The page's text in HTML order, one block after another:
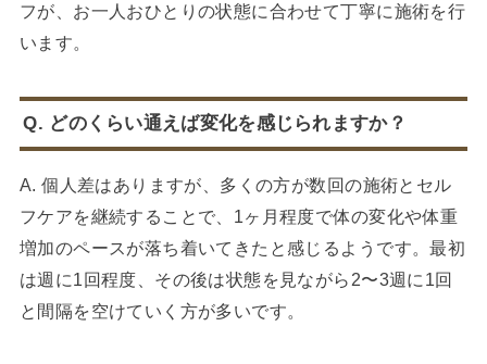
フが、お一人おひとりの状態に合わせて丁寧に施術を行
います。
Q. どのくらい通えば変化を感じられますか？
A. 個人差はありますが、多くの方が数回の施術とセル
フケアを継続することで、1ヶ月程度で体の変化や体重
増加のペースが落ち着いてきたと感じるようです。最初
は週に1回程度、その後は状態を見ながら2〜3週に1回
と間隔を空けていく方が多いです。